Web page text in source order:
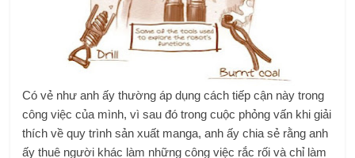
Có vẻ như anh ấy thường áp dụng cách tiếp cận này trong
công việc của mình, vì sau đó trong cuộc phỏng vấn khi giải
thích về quy trình sản xuất manga, anh ấy chia sẻ rằng anh
ấy thuê người khác làm những công việc rắc rối và chỉ làm